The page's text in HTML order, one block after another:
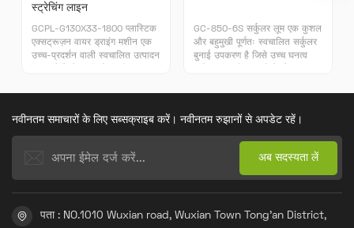
स्ट्रेचिंग लाइन
GCPL-G130X33-1800 प्लास्टिक
एक्सट्रूज़न वायर ड्राइंग मशीन एक
उच्च-प्रदर्शन वाली स्वचालित उत्पादन
GC-850-6S सर्कुलर लूम एक कुशल
और बहुमुखी पूर्णतः स्वचालित सर्कुलर
बुनाई उपकरण है जिसे उच्च घनत्व
नवीनतम समाचारों के लिए सब्सक्राइब करें। नवीनतम रुझानों से अपडेट रहें।
पता : NO.1010 Wuxian road, Wuxian Town Tong'an District,